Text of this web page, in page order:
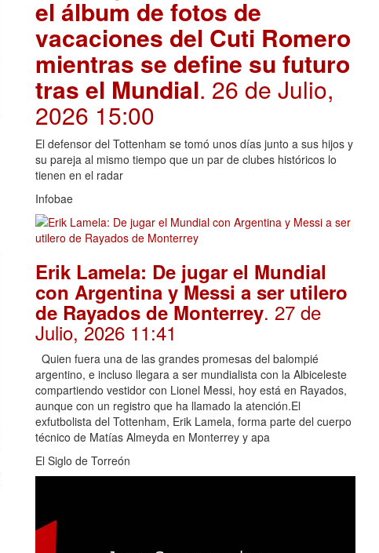
el álbum de fotos de
vacaciones del Cuti Romero
mientras se define su futuro
tras el Mundial. 26 de Julio,
2026 15:00
El defensor del Tottenham se tomó unos días junto a sus hijos y
su pareja al mismo tiempo que un par de clubes históricos lo
tienen en el radar
Infobae
Erik Lamela: De jugar el Mundial
con Argentina y Messi a ser utilero
de Rayados de Monterrey. 27 de
Julio, 2026 11:41
Quien fuera una de las grandes promesas del balompié
argentino, e incluso llegara a ser mundialista con la Albiceleste
compartiendo vestidor con Lionel Messi, hoy está en Rayados,
aunque con un registro que ha llamado la atención.El
exfutbolista del Tottenham, Erik Lamela, forma parte del cuerpo
técnico de Matías Almeyda en Monterrey y apa
El Siglo de Torreón